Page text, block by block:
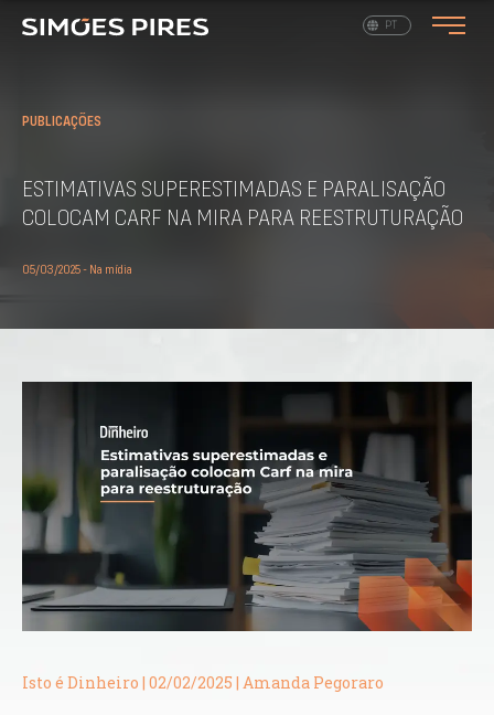
PT
PUBLICAÇÕES
ESTIMATIVAS SUPERESTIMADAS E PARALISAÇÃO
COLOCAM CARF NA MIRA PARA REESTRUTURAÇÃO
05/03/2025 - Na mídia
Isto é Dinheiro | 02/02/2025 | Amanda Pegoraro